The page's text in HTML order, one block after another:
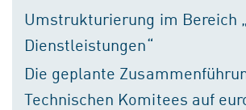
Umstrukturierung im Bereich
Dienstleistungen“
Die geplante
Technischen Komitees auf